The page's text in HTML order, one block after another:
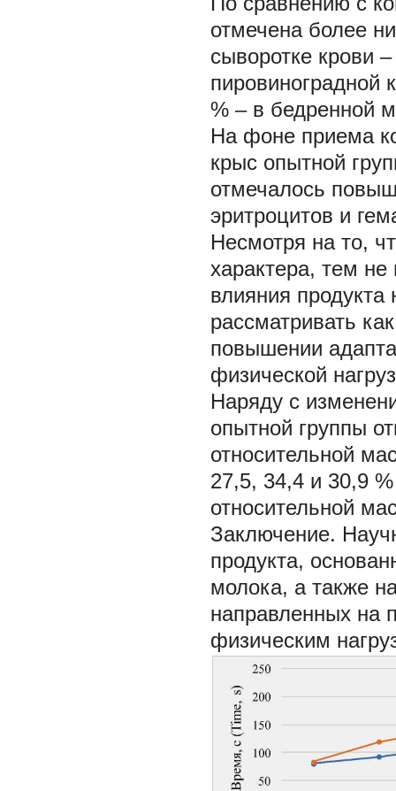
отмечена более
сыворотке крови
пировиноградной
% – в бедренной
На фоне приема
крыс опытной
отмечалось
эритроцитов и
Несмотря на то,
характера, тем
влияния продукта
рассматривать
повышении
физической
Наряду с
опытной группы
относительной
27,5, 34,4 и 30,9
относительной
Заключение.
продукта,
молока, а также
направленных на
физическим